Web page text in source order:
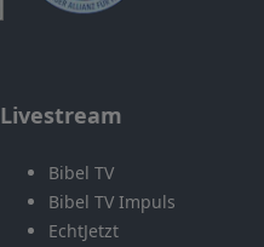
Livestream
Bibel TV
Bibel TV Impuls
EchtJetzt